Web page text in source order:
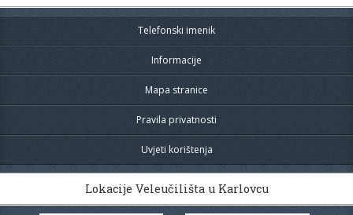
Telefonski imenik
Informacije
Mapa stranice
Pravila privatnosti
Uvjeti korištenja
Lokacije Veleučilišta u Karlovcu